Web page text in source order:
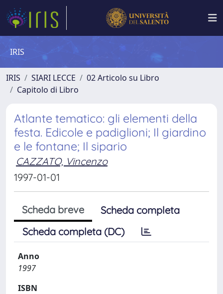
IRIS
IRIS SIARI LECCE
02 Articolo su Libro
Capitolo di Libro
Atlante tematico: gli elementi della
festa. Edicole e padiglioni; Il giardino
e le fontane; Il sipario
CAZZATO, Vincenzo
1997-01-01
Scheda breve
Scheda completa
Scheda completa (DC)
Anno
1997
ISBN